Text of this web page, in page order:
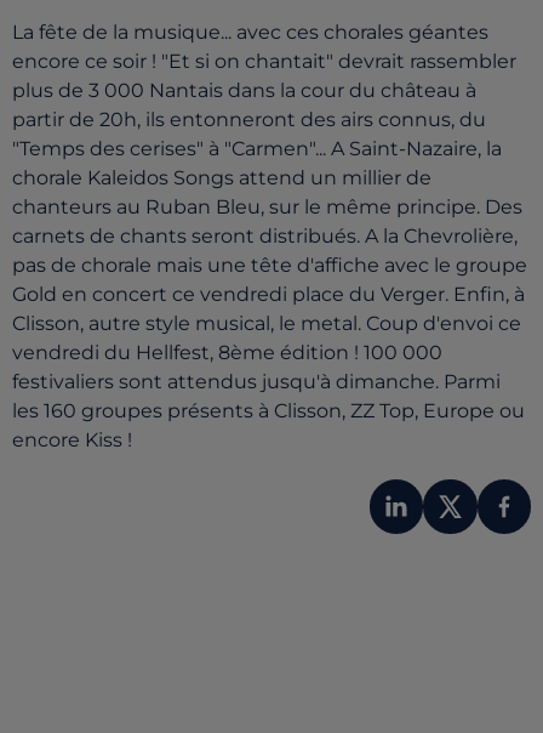
La fête de la musique... avec ces chorales géantes
encore ce soir ! "Et si on chantait" devrait rassembler
plus de 3 000 Nantais dans la cour du château à
partir de 20h, ils entonneront des airs connus, du
"Temps des cerises" à "Carmen"... A Saint-Nazaire, la
chorale Kaleidos Songs attend un millier de
chanteurs au Ruban Bleu, sur le même principe. Des
carnets de chants seront distribués. A la Chevrolière,
pas de chorale mais une tête d'affiche avec le groupe
Gold en concert ce vendredi place du Verger. Enfin, à
Clisson, autre style musical, le metal. Coup d'envoi ce
vendredi du Hellfest, 8ème édition ! 100 000
festivaliers sont attendus jusqu'à dimanche. Parmi
les 160 groupes présents à Clisson, ZZ Top, Europe ou
encore Kiss !